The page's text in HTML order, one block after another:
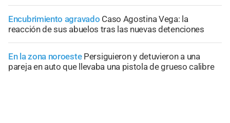
Encubrimiento agravado Caso Agostina Vega: la
reacción de sus abuelos tras las nuevas detenciones
En la zona noroeste Persiguieron y detuvieron a una
pareja en auto que llevaba una pistola de grueso calibre